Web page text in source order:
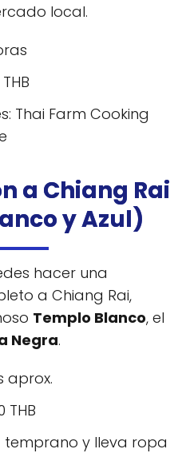
local.
Thai Farm Cooking
a Chiang Rai
y Azul)
hacer una
a Chiang Rai,
Templo Blanco, el
Negra.
aprox.
THB
temprano y lleva ropa